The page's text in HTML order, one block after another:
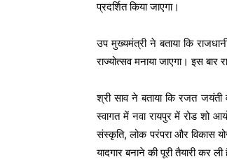
प्रदर्शित किया जाएगा।
उप मुख्यमंत्री ने बताया कि
राज्योत्सव मनाया जाएगा। इस
श्री साव ने बताया कि रजत
स्वागत में नवा रायपुर में रोड शो
संस्कृति, लोक परंपरा और विकास
यादगार बनाने की पूरी तैयारी कर ली